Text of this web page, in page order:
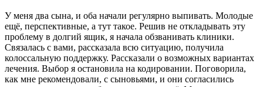
У меня два сына, и оба начали регулярно выпивать. Молодые
ещё, перспективные, а тут такое. Решив не откладывать эту
проблему в долгий ящик, я начала обзванивать клиники.
Связалась с вами, рассказала всю ситуацию, получила
колоссальную поддержку. Рассказали о возможных вариантах
лечения. Выбор я остановила на кодировании. Поговорила,
как мне рекомендовали, с сыновьями, и они согласились